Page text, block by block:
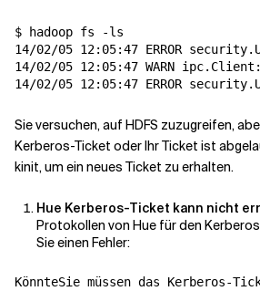
$ hadoop fs -ls
14/02/05 12:05:47 ERROR
14/02/05 12:05:47 WARN
14/02/05 12:05:47 ERROR
Sie versuchen, auf HDFS zuzugreifen,
Kerberos-Ticket oder Ihr Ticket ist
kinit, um ein neues Ticket zu erhalten.
Hue Kerberos-Ticket kann nicht
Protokollen von Hue für den
Sie einen Fehler:
KönnteSie müssen das Kerberos-